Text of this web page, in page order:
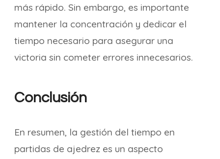
más rápido. Sin embargo, es importante
mantener la concentración y dedicar el
tiempo necesario para asegurar una
victoria sin cometer errores innecesarios.
Conclusión
En resumen, la gestión del tiempo en
partidas de ajedrez es un aspecto